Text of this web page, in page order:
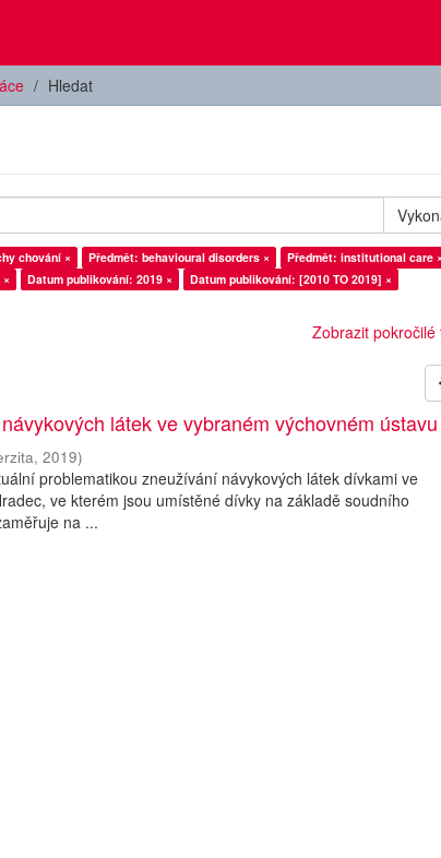
Hledat
chování × Předmět: behavioural disorders ×
Předmět: institutional care ×
Datum publikování: 2019 ×
Datum publikování: [2010 TO 2019] ×
Zobrazit pokročilé
látek ve vybraném výchovném ústavu
,2019)
problematikou zneužívání návykových látek dívkami ve
ve kterém jsou umístěné dívky na základě soudního
na ...